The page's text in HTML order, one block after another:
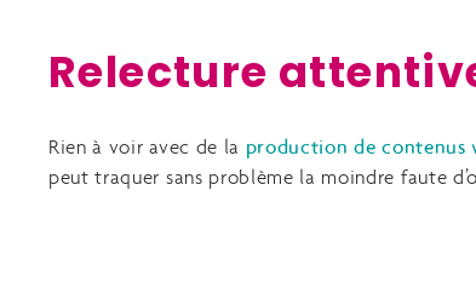
Relecture
Rien à voir avec de la production de contenus
peut traquer sans problème la moindre faute